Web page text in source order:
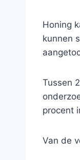
Honing
kunnen
Tussen
procent
Van de